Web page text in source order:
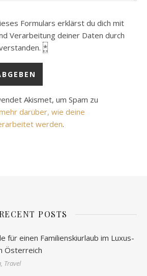
Formulars erklärst du dich mit
Verarbeitung deiner Daten durch
*
Akismet, um Spam zu
darüber, wie deine
werden.
RECENT POSTS
für einen Familienskiurlaub im Luxus-
Österreich
Travel